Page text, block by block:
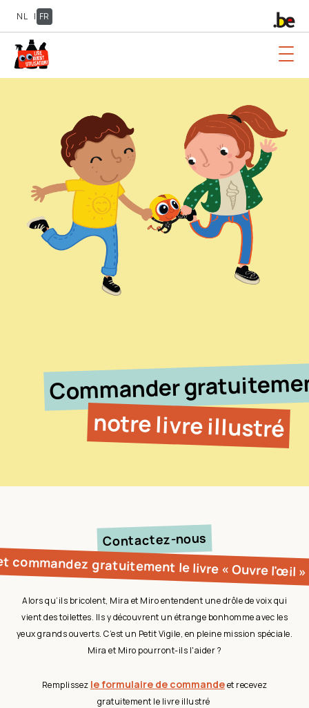
NL | FR
Commander
notre livre illustré
Contactez-nous
commandez gratuitement le livre « Ouvre l'œil
Alors qu’ils bricolent, Mira et Miro entendent une drôle de voix qui
vient des toilettes. Ils y découvrent un étrange bonhomme avec les
yeux grands ouverts. C’est un Petit Vigile, en pleine mission spéciale.
Mira et Miro pourront-ils l'aider ?
Remplissez le formulaire de commandeet recevez
gratuitement le livre illustré